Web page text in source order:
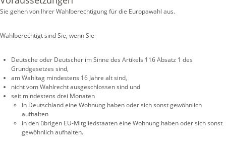
Sie gehen von Ihrer Wahlberechtigung für die Europawahl aus.
Wahlberechtigt sind Sie, wenn Sie
Deutsche oder Deutscher im Sinne des Artikels 116 Absatz 1 des
Grundgesetzes sind,
am Wahltag mindestens 16 Jahre alt sind,
nicht vom Wahlrecht ausgeschlossen sind und
seit mindestens drei Monaten
in Deutschland eine Wohnung haben oder sich sonst gewöhnlich
aufhalten
in den übrigen EU-Mitgliedstaaten eine Wohnung haben oder sich sonst
gewöhnlich aufhalten.